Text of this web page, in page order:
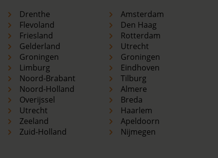
Drenthe
Flevoland
Friesland
Gelderland
Groningen
Limburg
Noord-Brabant
Noord-Holland
Overijssel
Utrecht
Zeeland
Zuid-Holland
Amsterdam
Den Haag
Rotterdam
Utrecht
Groningen
Eindhoven
Tilburg
Almere
Breda
Haarlem
Apeldoorn
Nijmegen